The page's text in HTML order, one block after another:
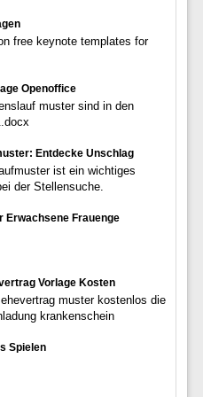
free keynote templates for
Openoffice
muster sind in den
Entdecke Unschlag
ist ein wichtiges
der Stellensuche.
Erwachsene Frauenge
Vorlage Kosten
muster kostenlos die
krankenschein
Spielen